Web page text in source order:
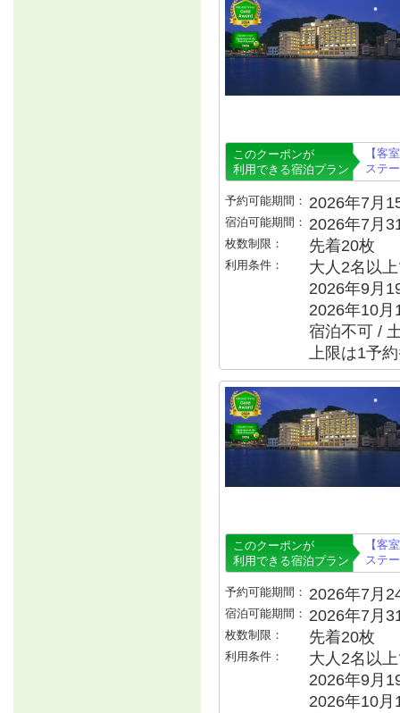
このクーポンが
利用できる宿泊プラン
【客
ステ
予約可能期間： 2026年7月
宿泊可能期間： 2026年7月
枚数制限： 先着20枚
利用条件：
大人2名以
2026年9月
2026年10
宿泊不可 /
上限は1予
このクーポンが
利用できる宿泊プラン
【客
ステ
予約可能期間： 2026年7月
宿泊可能期間： 2026年7月
枚数制限： 先着20枚
利用条件：
大人2名以
2026年9月
2026年10